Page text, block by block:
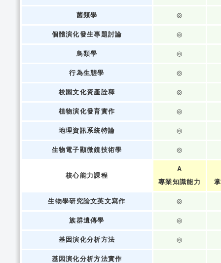
菌類學 ◎
個體演化發生專題討論 ◎
鳥類學 ◎
行為生態學 ◎
校園文化資產詮釋 ◎
植物演化發育實作 ◎
地理資訊系統特論 ◎
生物電子顯微鏡技術學 ◎
核心能力課程
A
專業知識能力
生物學研究論文英文寫作 ◎
族群遺傳學 ◎
基因演化分析方法 ◎
基因演化分析方法實作